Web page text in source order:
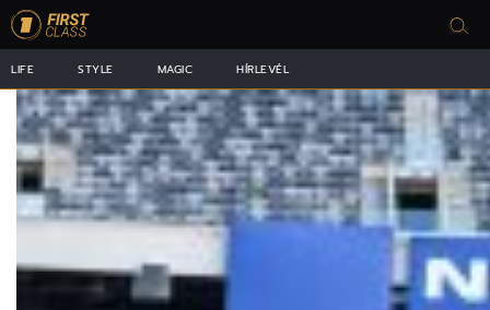
LIFE STYLE MAGIC HÍRLEVÉL